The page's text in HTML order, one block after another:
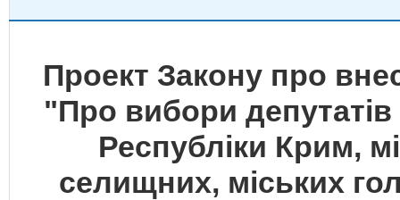
Проект Закону про
"Про вибори
Республіки Крим,
селищних, міських